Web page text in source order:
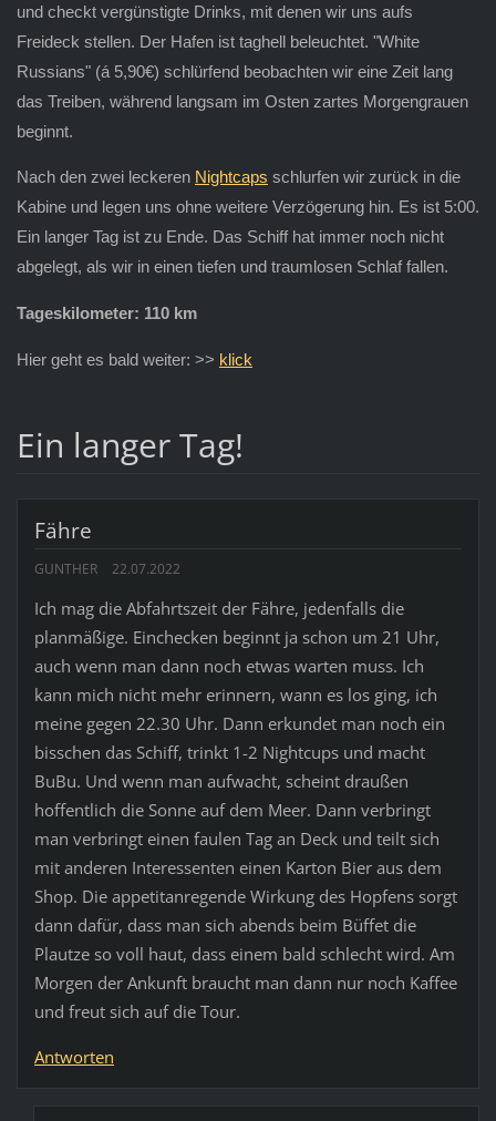
und checkt vergünstigte Drinks, mit denen wir uns aufs
Freideck stellen. Der Hafen ist taghell beleuchtet. "White
Russians" (á 5,90€) schlürfend beobachten wir eine Zeit lang
das Treiben, während langsam im Osten zartes Morgengrauen
beginnt.
Nach den zwei leckeren Nightcaps schlurfen wir zurück in die
Kabine und legen uns ohne weitere Verzögerung hin. Es ist 5:00.
Ein langer Tag ist zu Ende. Das Schiff hat immer noch nicht
abgelegt, als wir in einen tiefen und traumlosen Schlaf fallen.
Tageskilometer: 110 km
Hier geht es bald weiter: >> klick
Ein langer Tag!
Fähre
GUNTHER 22.07.2022
Ich mag die Abfahrtszeit der Fähre, jedenfalls die
planmäßige. Einchecken beginnt ja schon um 21 Uhr,
auch wenn man dann noch etwas warten muss. Ich
kann mich nicht mehr erinnern, wann es los ging, ich
meine gegen 22.30 Uhr. Dann erkundet man noch ein
bisschen das Schiff, trinkt 1-2 Nightcups und macht
BuBu. Und wenn man aufwacht, scheint draußen
hoffentlich die Sonne auf dem Meer. Dann verbringt
man verbringt einen faulen Tag an Deck und teilt sich
mit anderen Interessenten einen Karton Bier aus dem
Shop. Die appetitanregende Wirkung des Hopfens sorgt
dann dafür, dass man sich abends beim Büffet die
Plautze so voll haut, dass einem bald schlecht wird. Am
Morgen der Ankunft braucht man dann nur noch Kaffee
und freut sich auf die Tour.
Antworten